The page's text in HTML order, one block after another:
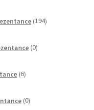
194izdelkov
0izdelkov
6izdelkov
0izdelkov